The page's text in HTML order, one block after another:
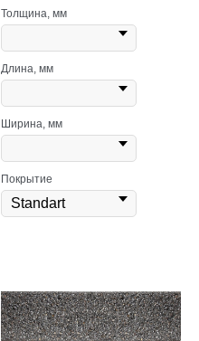
Толщина, мм
Длина, мм
Ширина, мм
Покрытие